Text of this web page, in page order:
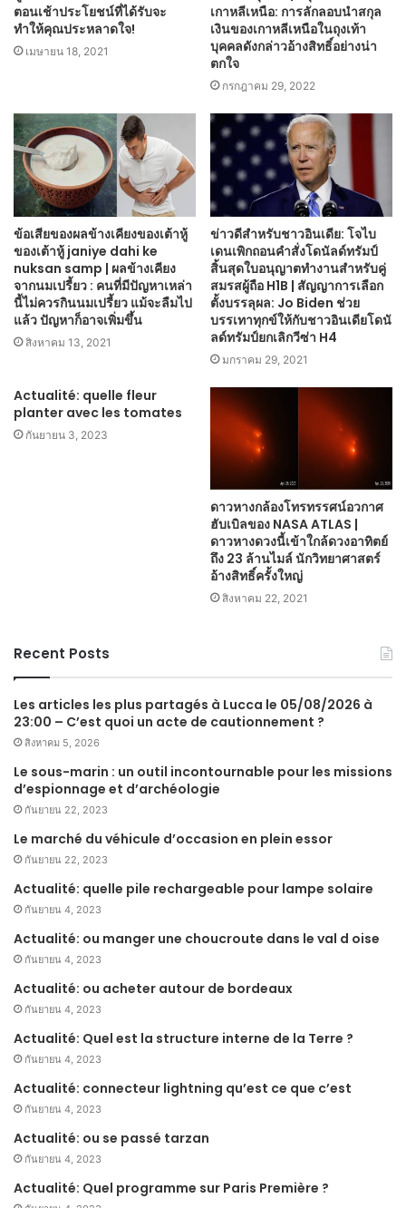
ตอนเช้าประโยชน์ที่ได้รับจะ
ทำให้คุณประหลาดใจ!
เมษายน 18, 2021
เกาหลีเหนือ: การลักลอบนำสกุล
เงินของเกาหลีเหนือในถุงเท้า
บุคคลดังกล่าวอ้างสิทธิ์อย่างน่า
ตกใจ
กรกฎาคม 29, 2022
ข้อเสียของผลข้างเคียงของเต้าหู้
ของเต้าหู้ janiye dahi ke
nuksan samp | ผลข้างเคียง
จากนมเปรี้ยว : คนที่มีปัญหาเหล่า
นี้ไม่ควรกินนมเปรี้ยว แม้จะลืมไป
แล้ว ปัญหาก็อาจเพิ่มขึ้น
สิงหาคม 13, 2021
ข่าวดีสำหรับชาวอินเดีย: โจไบ
เดนเพิกถอนคำสั่งโดนัลด์ทรัมป์
สิ้นสุดใบอนุญาตทำงานสำหรับคู่
สมรสผู้ถือ H1B | สัญญาการเลือก
ตั้งบรรลุผล: Jo Biden ช่วย
บรรเทาทุกข์ให้กับชาวอินเดียโดนั
ลด์ทรัมป์ยกเลิกวีซ่า H4
มกราคม 29, 2021
Actualité: quelle fleur
planter avec les tomates
กันยายน 3, 2023
ดาวหางกล้องโทรทรรศน์อวกาศ
ฮับเบิลของ NASA ATLAS |
ดาวหางดวงนี้เข้าใกล้ดวงอาทิตย์
ถึง 23 ล้านไมล์ นักวิทยาศาสตร์
อ้างสิทธิ์ครั้งใหญ่
สิงหาคม 22, 2021
Recent Posts
Les articles les plus partagés à Lucca le 05/08/2026 à
23:00 – C’est quoi un acte de cautionnement ?
สิงหาคม 5, 2026
Le sous-marin : un outil incontournable pour les missions
d’espionnage et d’archéologie
กันยายน 22, 2023
Le marché du véhicule d’occasion en plein essor
กันยายน 22, 2023
Actualité: quelle pile rechargeable pour lampe solaire
กันยายน 4, 2023
Actualité: ou manger une choucroute dans le val d oise
กันยายน 4, 2023
Actualité: ou acheter autour de bordeaux
กันยายน 4, 2023
Actualité: Quel est la structure interne de la Terre ?
กันยายน 4, 2023
Actualité: connecteur lightning qu’est ce que c’est
กันยายน 4, 2023
Actualité: ou se passé tarzan
กันยายน 4, 2023
Actualité: Quel programme sur Paris Première ?